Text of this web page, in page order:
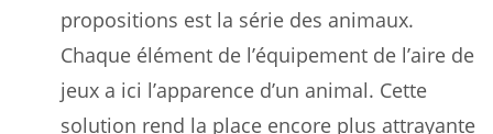
propositions est la série des animaux.
Chaque élément de l’équipement de l’aire de
jeux a ici l’apparence d’un animal. Cette
solution rend la place encore plus attrayante